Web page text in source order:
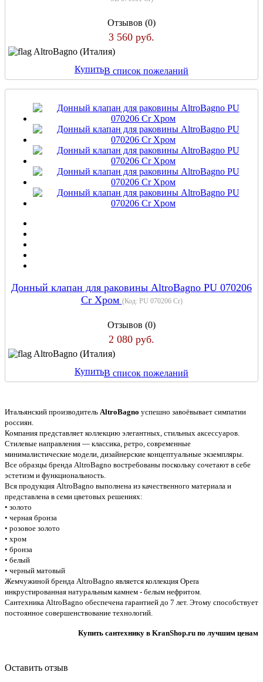
Отзывов (0)
3 560 руб.
AltroBagno (Италия)
КупитьВ список пожеланий
Донный клапан для раковины AltroBagno PU 070206
Cr Хром (Код: PU 070206 Cr)
Отзывов (0)
2 080 руб.
AltroBagno (Италия)
КупитьВ список пожеланий
Итальянский производитель AltroBagno успешно завоёвывает симпатии
россиян.
Компания представляет коллекцию элегантных, стильных аксессуаров.
Стилевые направления — классика, ретро, современные
минималистические модели, дизайнерские концептуальные экземпляры.
Все образцы бренда AltroBagno востребованы поскольку сочетают в себе
эстетизм и функциональность.
Вся продукция AltroBagno выполнена из качественного материала и
представлена в семи цветовых решениях:
• золото
• черная бронза
• розовое золото
• хром
• бронза
• белый
• черный матовый
Жемчужиной бренда AltroBagno является коллекция Opera
инкрустированная натуральным камнем - белым нефритом.
Сантехника AltroBagno обеспечена гарантией до 7 лет. Этому способствует
постоянное совершенствование технологий.
Купить сантехнику в KranShop.ru по лучшим ценам
Оставить отзыв